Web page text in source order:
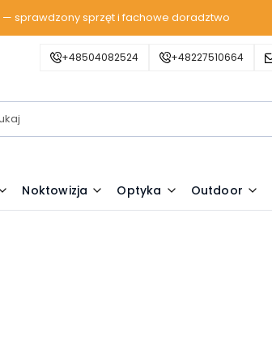
— sprawdzony sprzęt i fachowe doradztwo
+48504082524 +48227510664
Noktowizja Optyka Outdoor